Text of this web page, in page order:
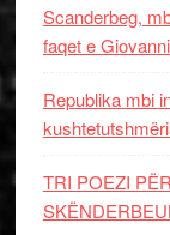
Scanderbeg,
faqet e
Republika mbi
TRI POEZI